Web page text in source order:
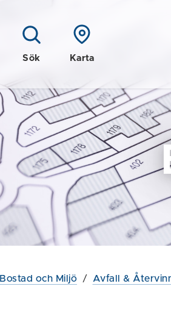
Sök Karta
Bostad och Miljö / Avfall &